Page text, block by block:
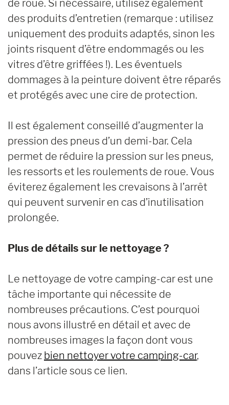
de roue. Si nécessaire, utilisez également
des produits d’entretien (remarque : utilisez
uniquement des produits adaptés, sinon les
joints risquent d’être endommagés ou les
vitres d’être griffées !). Les éventuels
dommages à la peinture doivent être réparés
et protégés avec une cire de protection.
Il est également conseillé d’augmenter la
pression des pneus d’un demi-bar. Cela
permet de réduire la pression sur les pneus,
les ressorts et les roulements de roue. Vous
éviterez également les crevaisons à l’arrêt
qui peuvent survenir en cas d’inutilisation
prolongée.
Plus de détails sur le nettoyage ?
Le nettoyage de votre camping-car est une
tâche importante qui nécessite de
nombreuses précautions. C’est pourquoi
nous avons illustré en détail et avec de
nombreuses images la façon dont vous
pouvez bien nettoyer votre camping-car,
dans l’article sous ce lien.